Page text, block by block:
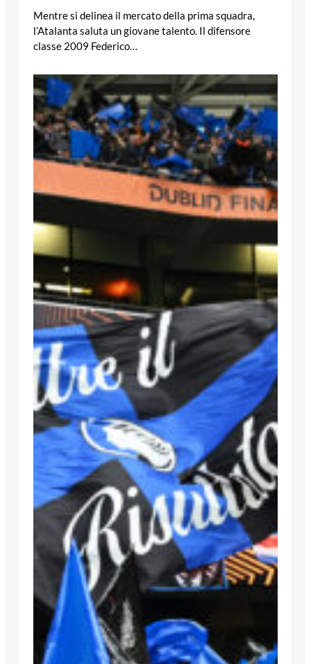
Mentre si delinea il mercato della prima squadra,
l’Atalanta saluta un giovane talento. Il difensore
classe 2009 Federico…